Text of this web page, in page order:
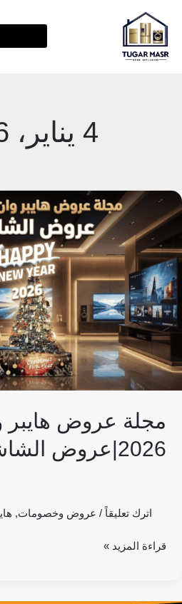
إلى
المحتوى
4 يناير، 2026
مجلة عروض هايبر
2026|عروض الشاشات
اترك تعليقاً / عروض وخصومات,
مجلة
عروض
هايبر
وان
يناير
2026|
عروض
الشاشات
قراءة المزيد »